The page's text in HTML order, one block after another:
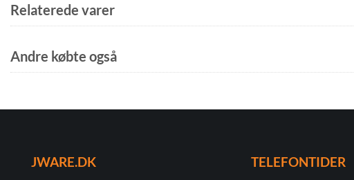
Relaterede varer
Andre købte også
JWARE.DK TELEFONTIDER